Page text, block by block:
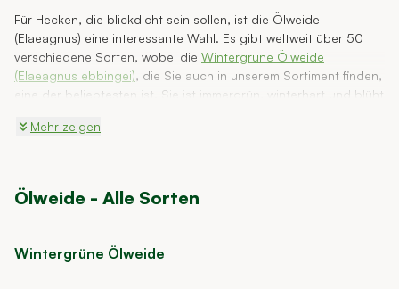
Für Hecken, die blickdicht sein sollen, ist die Ölweide
(Elaeagnus) eine interessante Wahl. Es gibt weltweit über 50
verschiedene Sorten, wobei die Wintergrüne Ölweide
(Elaeagnus ebbingei), die Sie auch in unserem Sortiment finden,
eine der beliebtesten ist. Sie ist immergrün, winterhart und blüht
direkt aus der Gärtnerei.
Mehr zeigen
Ölweide - Alle Sorten
ab € 16,10
Wintergrüne Ölweide